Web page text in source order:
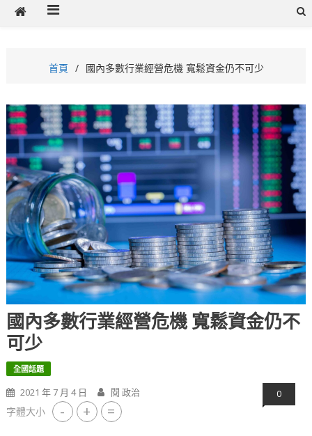
首頁 國內多數行業經營危機 寬鬆資金仍不可少
國內多數行業經營危機 寬鬆資金仍不
可少
全國話題
2021 年 7 月 4 日 閱 政治 0
字體大小 - + =